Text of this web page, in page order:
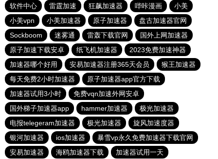
软件中心
雷霆加速 狂飙加速器 哔咔漫画
小美
小美vpn
小美加速器 原子加速器
盘古加速器官网
Sockboom
迷雾通 雷轰下载官网
国外上网加速器
原子加速下载安卓
纸飞机加速器
2023免费加速神器
加速器哪个好用
安易加速器注册365天会员
猴王加速器
每天免费2小时加速器
原子加速器app官方下载
加速器试用3小时
免费vqn加速外网安卓
国外梯子加速器app
hammer加速器
极光加速器
电报telegeram加速器
极光加速器
旋风加速度器
银河加速器
ios加速器
暴雪vp永久免费加速器下载官网
安易加速器
海鸥加速器下载 加速器试用一天